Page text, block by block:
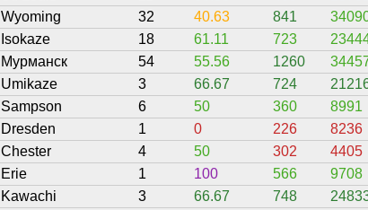
Wyoming 32 40.63 841
Isokaze 18 61.11 723
Мурманск 54 55.56 1260
Umikaze 3 66.67 724
Sampson 6 50 360 8991
Dresden 1 0 226 8236
Chester 4 50 302 4405
Erie 1 100 566 9708
Kawachi 3 66.67 748